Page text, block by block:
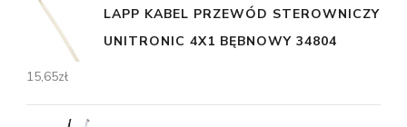
LAPP KABEL PRZEWÓD STEROWNICZY
UNITRONIC 4X1 BĘBNOWY 34804
15,65zł